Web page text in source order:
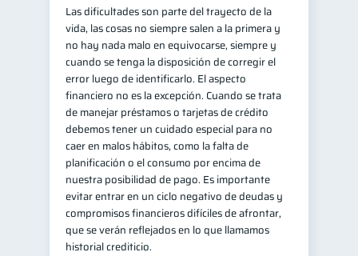
Las dificultades son parte del trayecto de la
vida, las cosas no siempre salen a la primera y
no hay nada malo en equivocarse, siempre y
cuando se tenga la disposición de corregir el
error luego de identificarlo. El aspecto
financiero no es la excepción. Cuando se trata
de manejar préstamos o tarjetas de crédito
debemos tener un cuidado especial para no
caer en malos hábitos, como la falta de
planificación o el consumo por encima de
nuestra posibilidad de pago. Es importante
evitar entrar en un ciclo negativo de deudas y
compromisos financieros difíciles de afrontar,
que se verán reflejados en lo que llamamos
historial crediticio.